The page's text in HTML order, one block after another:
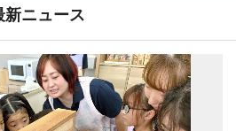
新ニュース